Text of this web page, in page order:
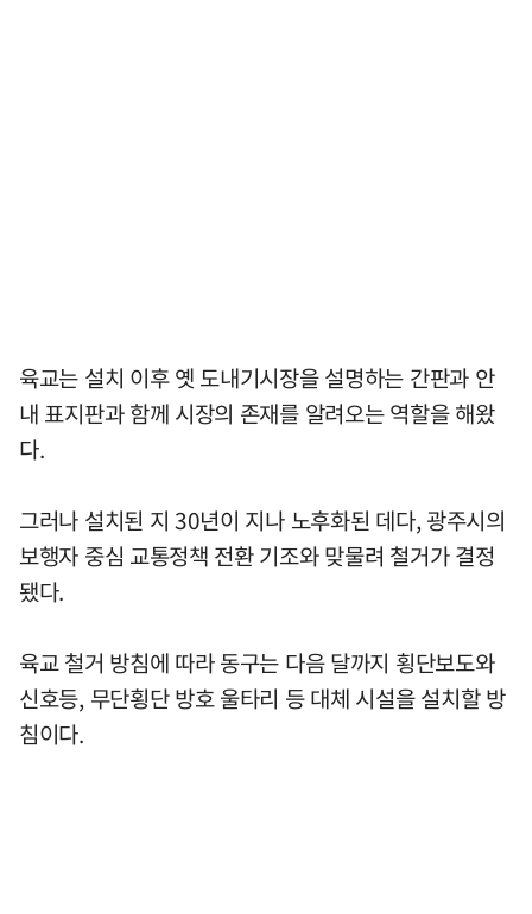
육교는 설치 이후 옛 도내기시장을 설명하는 간판과 안
내 표지판과 함께 시장의 존재를 알려오는 역할을 해왔
다.
그러나 설치된 지 30년이 지나 노후화된 데다, 광주시의
보행자 중심 교통정책 전환 기조와 맞물려 철거가 결정
됐다.
육교 철거 방침에 따라 동구는 다음 달까지 횡단보도와
신호등, 무단횡단 방호 울타리 등 대체 시설을 설치할 방
침이다.